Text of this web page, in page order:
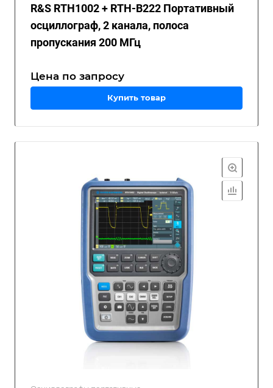
R&S RTH1002 + RTH-B222 Портативный
осциллограф, 2 канала, полоса
пропускания 200 МГц
Цена по запросу
Купить товар